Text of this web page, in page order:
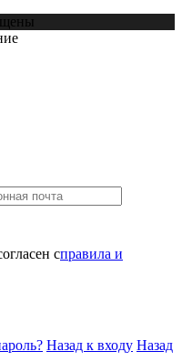
справила и
Назад к входу Назад